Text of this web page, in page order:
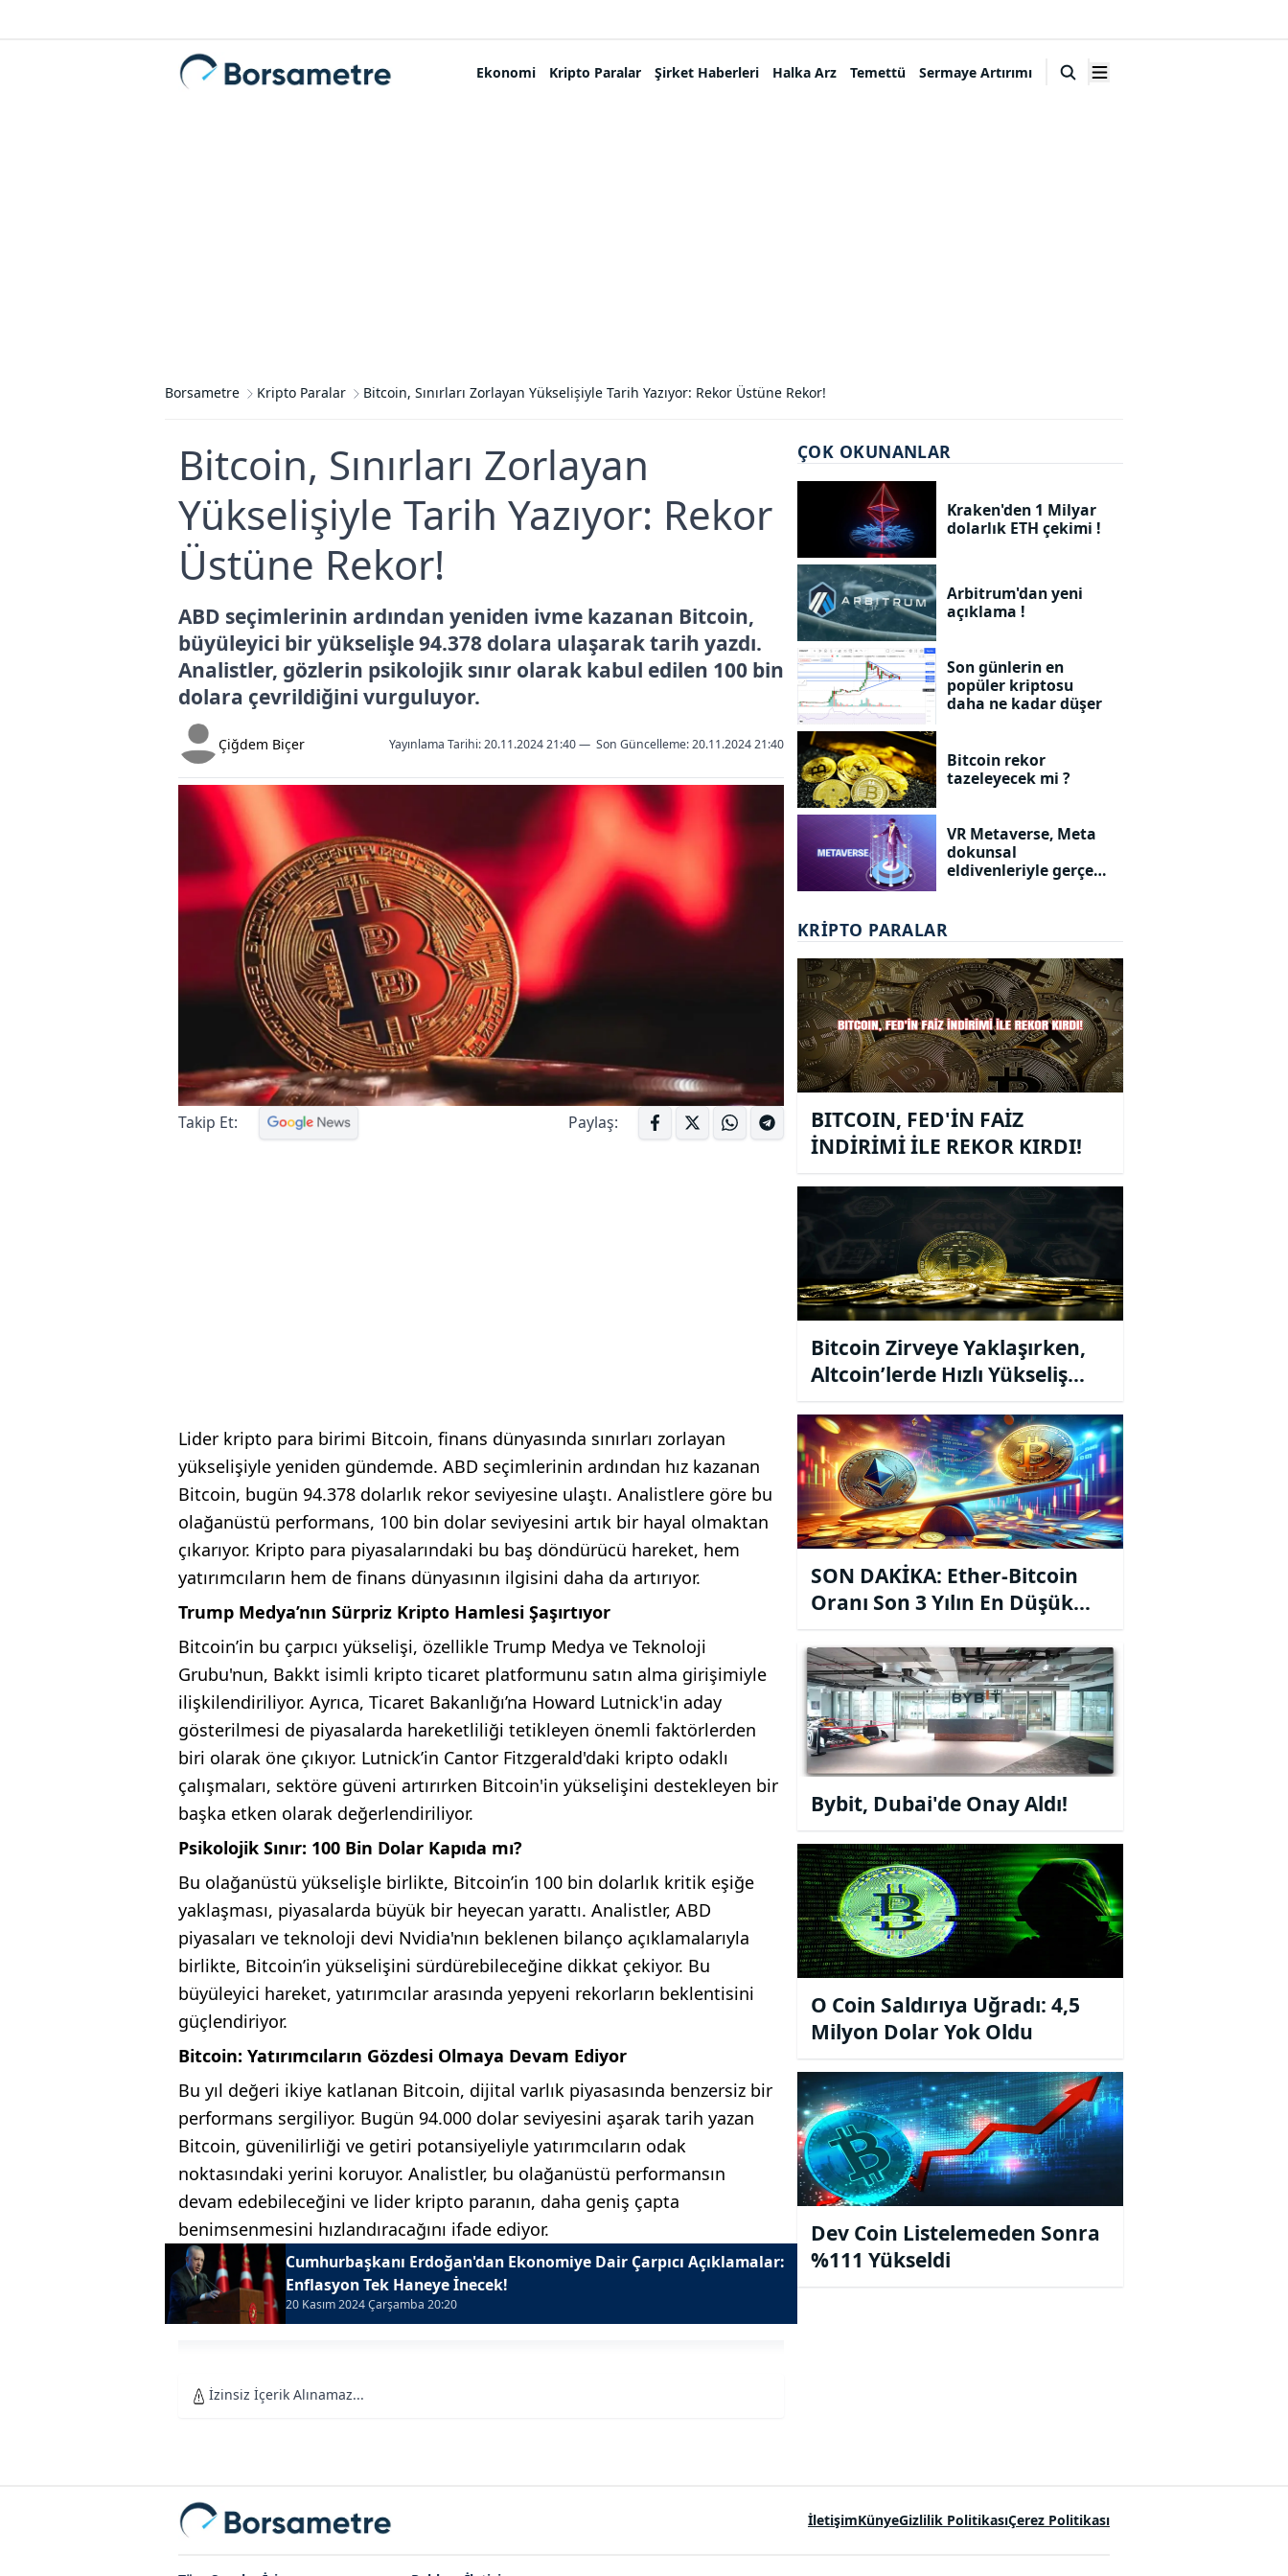
Ekonomi Kripto Paralar Şirket Haberleri Halka Arz Temettü Sermaye Artırımı
Borsametre Kripto Paralar Bitcoin, Sınırları Zorlayan Yükselişiyle Tarih Yazıyor: Rekor Üstüne Rekor!
Bitcoin, Sınırları Zorlayan
Yükselişiyle Tarih Yazıyor: Rekor
Üstüne Rekor!
ABD seçimlerinin ardından yeniden ivme kazanan Bitcoin,
büyüleyici bir yükselişle 94.378 dolara ulaşarak tarih yazdı.
Analistler, gözlerin psikolojik sınır olarak kabul edilen 100 bin
dolara çevrildiğini vurguluyor.
Çiğdem Biçer Yayınlama Tarihi: 20.11.2024 21:40— Son Güncelleme:20.11.2024 21:40
Takip Et: Paylaş:
Lider kripto para birimi Bitcoin, finans dünyasında sınırları zorlayan
yükselişiyle yeniden gündemde. ABD seçimlerinin ardından hız kazanan
Bitcoin, bugün 94.378 dolarlık rekor seviyesine ulaştı. Analistlere göre bu
olağanüstü performans, 100 bin dolar seviyesini artık bir hayal olmaktan
çıkarıyor. Kripto para piyasalarındaki bu baş döndürücü hareket, hem
yatırımcıların hem de finans dünyasının ilgisini daha da artırıyor.
Trump Medya’nın Sürpriz Kripto Hamlesi Şaşırtıyor
Bitcoin’in bu çarpıcı yükselişi, özellikle Trump Medya ve Teknoloji
Grubu'nun, Bakkt isimli kripto ticaret platformunu satın alma girişimiyle
ilişkilendiriliyor. Ayrıca, Ticaret Bakanlığı’na Howard Lutnick'in aday
gösterilmesi de piyasalarda hareketliliği tetikleyen önemli faktörlerden
biri olarak öne çıkıyor. Lutnick’in Cantor Fitzgerald'daki kripto odaklı
çalışmaları, sektöre güveni artırırken Bitcoin'in yükselişini destekleyen bir
başka etken olarak değerlendiriliyor.
Psikolojik Sınır: 100 Bin Dolar Kapıda mı?
Bu olağanüstü yükselişle birlikte, Bitcoin’in 100 bin dolarlık kritik eşiğe
yaklaşması, piyasalarda büyük bir heyecan yarattı. Analistler, ABD
piyasaları ve teknoloji devi Nvidia'nın beklenen bilanço açıklamalarıyla
birlikte, Bitcoin’in yükselişini sürdürebileceğine dikkat çekiyor. Bu
büyüleyici hareket, yatırımcılar arasında yepyeni rekorların beklentisini
güçlendiriyor.
Bitcoin: Yatırımcıların Gözdesi Olmaya Devam Ediyor
Bu yıl değeri ikiye katlanan Bitcoin, dijital varlık piyasasında benzersiz bir
performans sergiliyor. Bugün 94.000 dolar seviyesini aşarak tarih yazan
Bitcoin, güvenilirliği ve getiri potansiyeliyle yatırımcıların odak
noktasındaki yerini koruyor. Analistler, bu olağanüstü performansın
devam edebileceğini ve lider kripto paranın, daha geniş çapta
benimsenmesini hızlandıracağını ifade ediyor.
Cumhurbaşkanı Erdoğan'dan Ekonomiye Dair Çarpıcı Açıklamalar:
Enflasyon Tek Haneye İnecek!
20 Kasım 2024 Çarşamba 20:20
İzinsiz İçerik Alınamaz...
ÇOK OKUNANLAR
Kraken'den 1 Milyar
dolarlık ETH çekimi !
Arbitrum'dan yeni
açıklama !
Son günlerin en
popüler kriptosu
daha ne kadar düşer
Bitcoin rekor
tazeleyecek mi ?
VR Metaverse, Meta
dokunsal
eldivenleriyle gerçeğe
KRIPTO PARALAR
BITCOIN, FED'İN FAİZ
İNDİRİMİ İLE REKOR KIRDI!
Bitcoin Zirveye Yaklaşırken,
Altcoin’lerde Hızlı Yükseliş
Devam Ediyor!
SON DAKİKA: Ether-Bitcoin
Oranı Son 3 Yılın En Düşük
Seviyeye Geriledi
Bybit, Dubai'de Onay Aldı!
O Coin Saldırıya Uğradı: 4,5
Milyon Dolar Yok Oldu
Dev Coin Listelemeden Sonra
%111 Yükseldi
İletişimKünyeGizlilik PolitikasıÇerez Politikası